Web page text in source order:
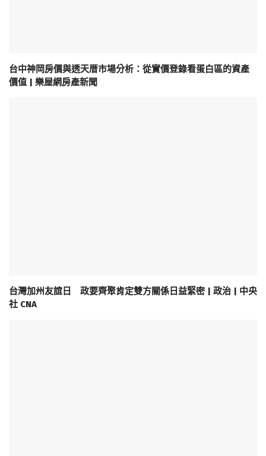
台中神岡房價與透天厝市場分析：從實價登錄看蛋白區的資產
價值 | 樂屋網房產新聞
台灣加州友誼日 政要齊聚肯定雙方關係日益緊密 | 政治 | 中央
社 CNA